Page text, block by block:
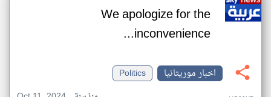
We apologize for the
inconvenience...
اخبار موريتانيا
Politics